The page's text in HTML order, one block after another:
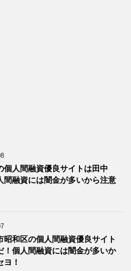
個人間融資優良サイトは田中
間融資には闇金が多いから注意
昭和区の個人間融資優良サイト
！個人間融資には闇金が多いか
ヨ！